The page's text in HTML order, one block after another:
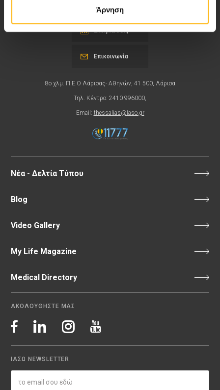
Άρνηση
Εκδηλώσεις
8ο χλμ. Π.Ε.Ο Λάρισας- Αθηνών, 41 500, Λάρισα
Τηλ. Κέντρο: 2410 996000,
Email: thessalias@Iaso.gr
Επικοινωνία
Νέα - Δελτία Τύπου
Blog
Video Gallery
My Life Magazine
Medical Directory
ΑΚΟΛΟΥΘΗΣΤΕ ΜΑΣ
ΙΑΣΩ NEWSLETTER